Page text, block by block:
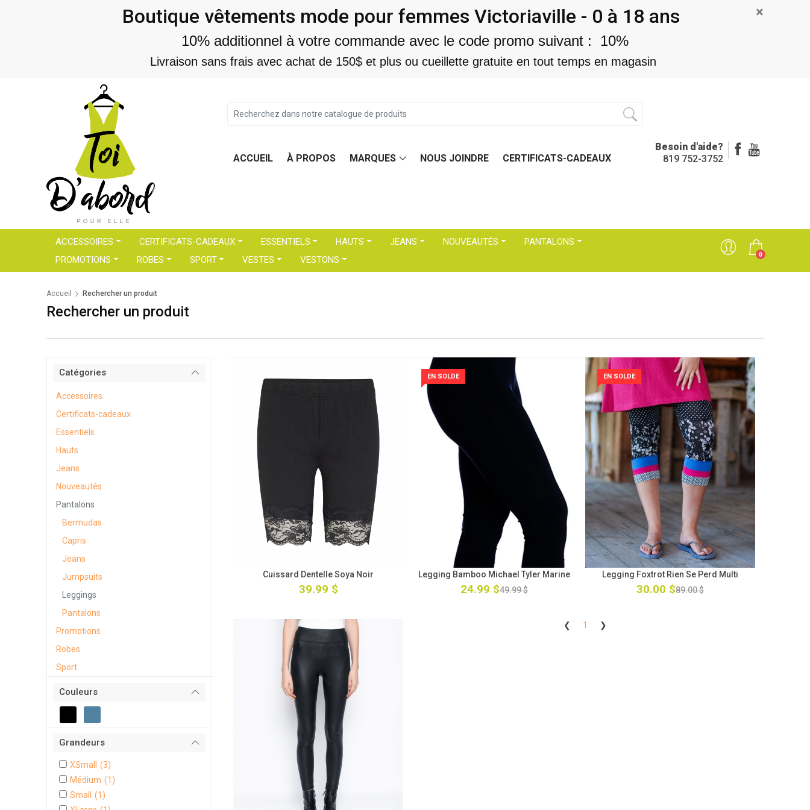
×
Boutique vêtements mode pour femmes Victoriaville - 0 à 18 ans
10% additionnel à votre commande avec le code promo suivant : 10%
Livraison sans frais avec achat de 150$ et plus ou cueillette gratuite en tout temps en magasin
ACCUEIL À PROPOS MARQUES NOUS JOINDRE CERTIFICATS-CADEAUX
Besoin d'aide?
819 752-3752
ACCESSOIRES CERTIFICATS-CADEAUX ESSENTIELS HAUTS JEANS NOUVEAUTÉS
PANTALONS
PROMOTIONS
ROBES SPORT VESTES VESTONS 0
Accueil Rechercher un produit
Rechercher un produit
Catégories
Accessoires
Certificats-cadeaux
Essentiels
Hauts
Jeans
Nouveautés
Pantalons
Bermudas
Capris
Jeans
Jumpsuits
Leggings
Pantalons
Promotions
Robes
Sport
Couleurs
Grandeurs
XSmall
(3)
Médium (1)
Small
(1)
Cuissard Dentelle Soya Noir
39.99 $
EN SOLDE
Legging Bamboo Michael Tyler Marine
24.99 $49.99 $
EN SOLDE
Legging Foxtrot Rien Se Perd Multi
30.00 $89.00 $
❮ 1 ❯